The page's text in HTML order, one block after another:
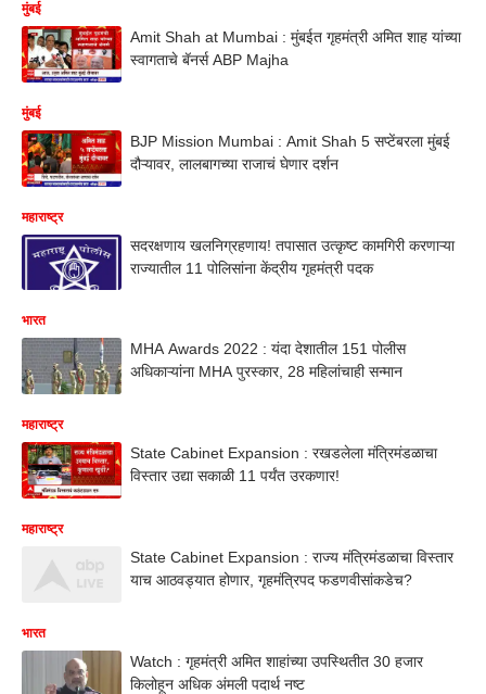
मुंबई
Amit Shah at Mumbai : मुंबईत गृहमंत्री अमित शाह यांच्या
स्वागताचे बॅनर्स ABP Majha
मुंबई
BJP Mission Mumbai : Amit Shah 5 सप्टेंबरला मुंबई
दौऱ्यावर, लालबागच्या राजाचं घेणार दर्शन
महाराष्ट्र
सदरक्षणाय खलनिग्रहणाय! तपासात उत्कृष्ट कामगिरी करणाऱ्या
राज्यातील 11 पोलिसांना केंद्रीय गृहमंत्री पदक
भारत
MHA Awards 2022 : यंदा देशातील 151 पोलीस
अधिकाऱ्यांना MHA पुरस्कार, 28 महिलांचाही सन्मान
महाराष्ट्र
State Cabinet Expansion : रखडलेला मंत्रिमंडळाचा
विस्तार उद्या सकाळी 11 पर्यंत उरकणार!
महाराष्ट्र
State Cabinet Expansion : राज्य मंत्रिमंडळाचा विस्तार
याच आठवड्यात होणार, गृहमंत्रिपद फडणवीसांकडेच?
भारत
Watch : गृहमंत्री अमित शाहांच्या उपस्थितीत 30 हजार
किलोहून अधिक अंमली पदार्थ नष्ट